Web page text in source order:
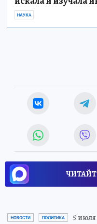
НАУКА
НОВОСТИ ПОЛИТИКА 5 июля